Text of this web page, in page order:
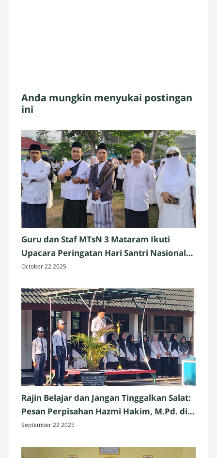
Anda mungkin menyukai postingan
ini
Guru dan Staf MTsN 3 Mataram Ikuti
Upacara Peringatan Hari Santri Nasional
2025 di Penujak, Lombok Tengah
October 22 2025
Rajin Belajar dan Jangan Tinggalkan Salat:
Pesan Perpisahan Hazmi Hakim, M.Pd. di
MTsN 3 Mataram
September 22 2025